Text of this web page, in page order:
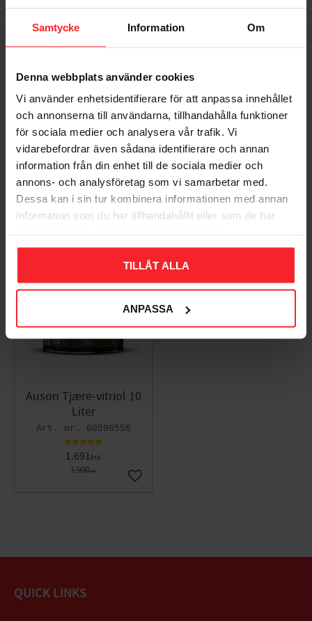
Samtycke Information Om
Denna webbplats använder cookies
Vi använder enhetsidentifierare för att anpassa innehållet
och annonserna till användarna, tillhandahålla funktioner
för sociala medier och analysera vår trafik. Vi
vidarebefordrar även sådana identifierare och annan
information från din enhet till de sociala medier och
annons- och analysföretag som vi samarbetar med.
Dessa kan i sin tur kombinera informationen med annan
information som du har tillhandahållit eller som de har
TILLÅT ALLA
ANPASSA
Bliv den første, der giver en bedømmelse.
Populära produkter
Auson Tjære-vitriol 10
Liter
60590556
1.691DKK
1.900DKK
11%
Gem som favorit
QUICK LINKS